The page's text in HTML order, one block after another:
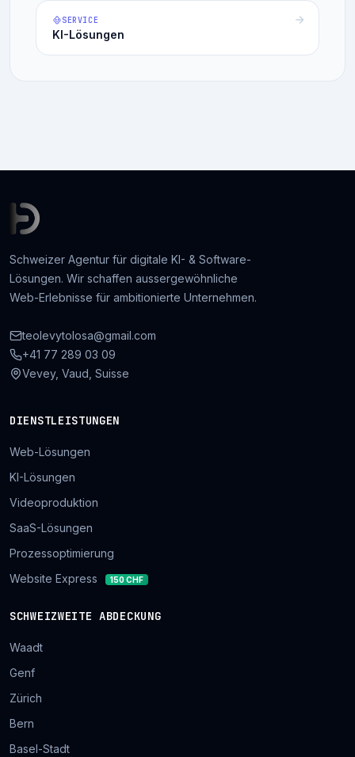
SERVICE
KI-Lösungen
Schweizer Agentur für digitale KI- & Software-
Lösungen. Wir schaffen aussergewöhnliche
Web-Erlebnisse für ambitionierte Unternehmen.
teolevytolosa@gmail.com
+41 77 289 03 09
Vevey, Vaud, Suisse
DIENSTLEISTUNGEN
Web-Lösungen
KI-Lösungen
Videoproduktion
SaaS-Lösungen
Prozessoptimierung
Website Express
150 CHF
SCHWEIZWEITE ABDECKUNG
Waadt
Genf
Zürich
Bern
Basel-Stadt